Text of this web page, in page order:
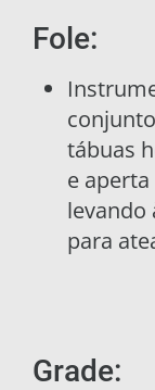
Fole:
tábuas
e
levando
para
Grade: